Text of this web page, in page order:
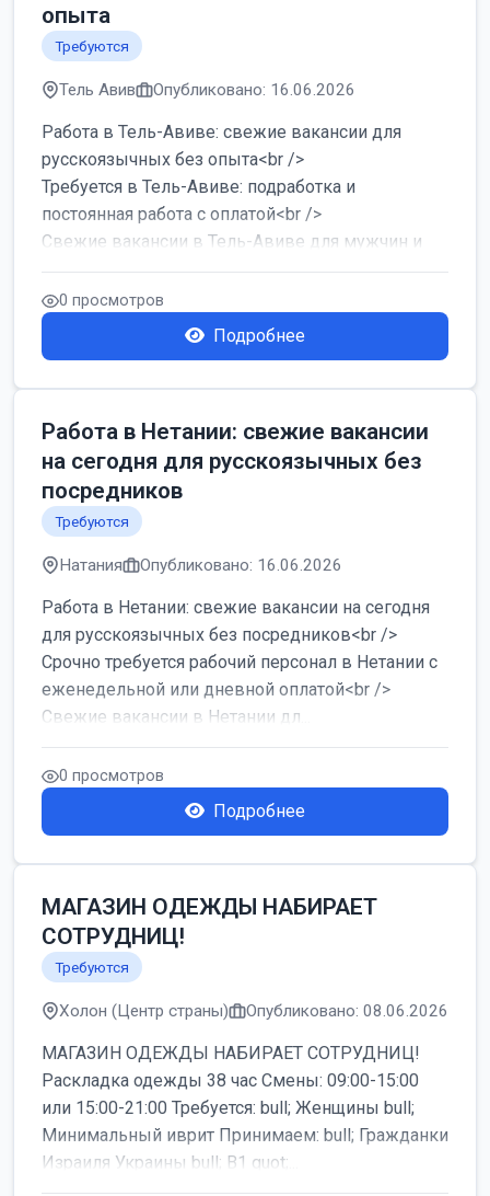
опыта
Требуются
Тель Авив Опубликовано: 16.06.2026
Работа в Тель-Авиве: свежие вакансии для
русскоязычных без опыта<br />
Требуется в Тель-Авиве: подработка и
постоянная работа с оплатой<br />
Свежие вакансии в Тель-Авиве для мужчин и
женщин от хозя...
0 просмотров
Подробнее
Работа в Нетании: свежие вакансии
на сегодня для русскоязычных без
посредников
Требуются
Натания Опубликовано: 16.06.2026
Работа в Нетании: свежие вакансии на сегодня
для русскоязычных без посредников<br />
Срочно требуется рабочий персонал в Нетании с
еженедельной или дневной оплатой<br />
Свежие вакансии в Нетании дл...
0 просмотров
Подробнее
МАГАЗИН ОДЕЖДЫ НАБИРАЕТ
СОТРУДНИЦ!
Требуются
Холон (Центр страны) Опубликовано: 08.06.2026
МАГАЗИН ОДЕЖДЫ НАБИРАЕТ СОТРУДНИЦ!
Раскладка одежды 38 час Смены: 09:00-15:00
или 15:00-21:00 Требуется: bull; Женщины bull;
Минимальный иврит Принимаем: bull; Гражданки
Израиля Украины bull; B1 quot;...